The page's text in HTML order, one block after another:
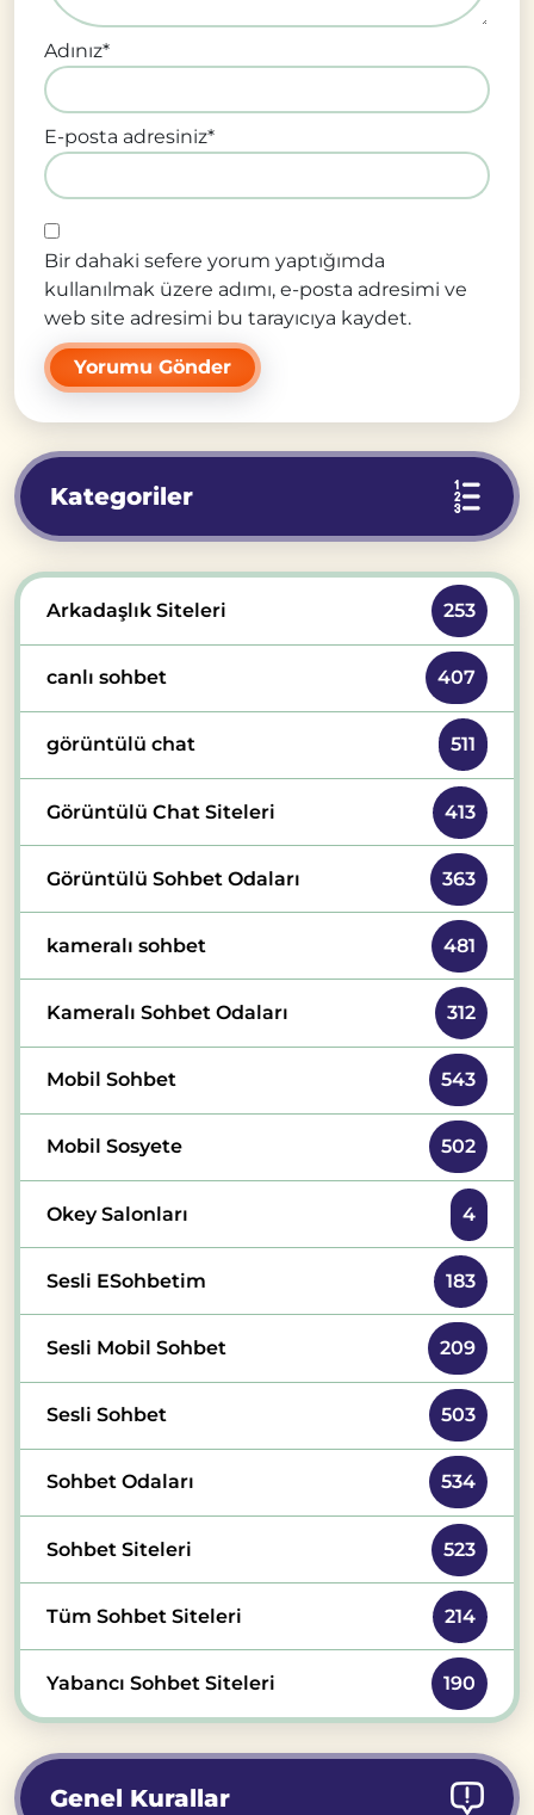
Adınız*
E-posta adresiniz*
Bir dahaki sefere yorum yaptığımda
kullanılmak üzere adımı, e-posta adresimi ve
web site adresimi bu tarayıcıya kaydet.
Kategoriler
Arkadaşlık Siteleri 253
canlı sohbet 407
görüntülü chat 511
Görüntülü Chat Siteleri 413
Görüntülü Sohbet Odaları 363
kameralı sohbet 481
Kameralı Sohbet Odaları 312
Mobil Sohbet 543
Mobil Sosyete 502
Okey Salonları 4
Sesli ESohbetim 183
Sesli Mobil Sohbet 209
Sesli Sohbet 503
Sohbet Odaları 534
Sohbet Siteleri 523
Tüm Sohbet Siteleri 214
Yabancı Sohbet Siteleri 190
Genel Kurallar